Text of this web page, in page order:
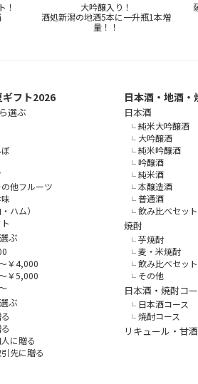
！
大吟醸入り！
酒処新潟の地酒5本に一升瓶1本増
量！！
ギフト2026
選ぶ
他フルーツ
ハム）
ぶ
￥4,000
￥5,000
ぶ
に贈る
先に贈る
日本酒・地酒・
日本酒
純米大吟醸酒
大吟醸酒
純米吟醸酒
吟醸酒
純米酒
本醸造酒
普通酒
飲み比べセット
焼酎
芋焼酎
麦・米焼酎
飲み比べセット
その他
日本酒・焼酎コ
日本酒コース
焼酎コース
リキュール・甘酒